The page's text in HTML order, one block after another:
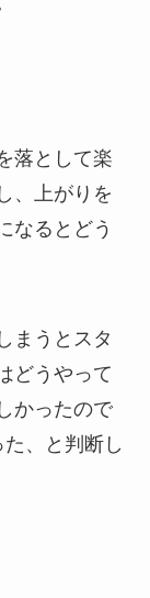
落として楽
、上がりを
なるとどう
まうとスタ
どうやって
かったので
、と判断し